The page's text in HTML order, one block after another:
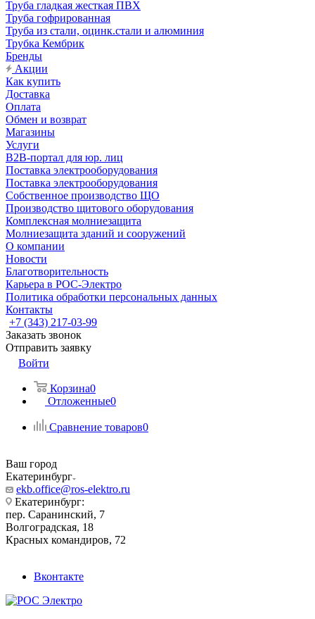
Труба гладкая жесткая ПВХ
Труба гофрированная
Труба из стали, оцинк.стали и алюминия
Трубка Кембрик
Бренды
Акции
Как купить
Доставка
Оплата
Обмен и возврат
Магазины
Услуги
B2B-портал для юр. лиц
Поставка электрооборудования
Поставка электрооборудования
Собственное производство ЩО
Производство щитового оборудования
Комплексная молниезащита
Молниезащита зданий и сооружений
О компании
Новости
Благотворительность
Карьера в РОС-Электро
Политика обработки персональных данных
Контакты
+7 (343) 217-03-99
Заказать звонок
Отправить заявку
Войти
Корзина0
Отложенные0
Сравнение товаров0
Ваш город
Екатеринбург
ekb.office@ros-elektro.ru
Екатеринбург:
пер. Саранинский, 7
Волгоградская, 18
Красных командиров, 72
Вконтакте